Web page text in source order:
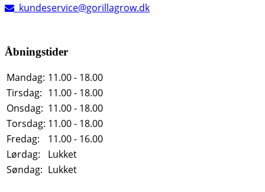
kundeservice@gorillagrow.dk
Åbningstider
Mandag: 11.00 - 18.00
Tirsdag: 11.00 - 18.00
Onsdag: 11.00 - 18.00
Torsdag: 11.00 - 18.00
Fredag:
11.00 - 16.00
Lørdag:
Lukket
Søndag: Lukket